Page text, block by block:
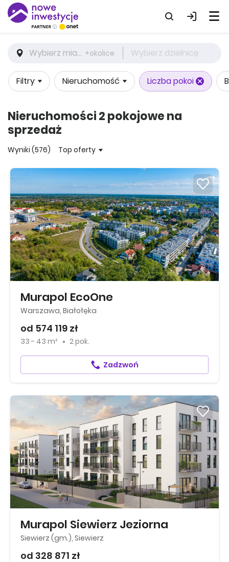
Wybierz miasto +okolice Wybierz dzielnicę
Filtry Nieruchomość Liczba pokoi
Nieruchomości 2 pokojowe na
sprzedaż
Wyniki (576) Top oferty
Murapol EcoOne
Warszawa, Białołęka
od 574 119 zł
33 - 43 m² 2 pok.
Zadzwoń
Murapol Siewierz Jeziorna
Siewierz (gm.), Siewierz
od 328 871 zł